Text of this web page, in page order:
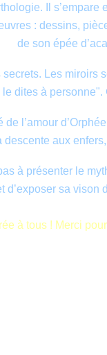
Il s’empare
: dessins,
de son épée
Les miroirs
le dites à
de l’amour
descente aux
à présenter le
d’exposer sa vison
à tous ! Merci